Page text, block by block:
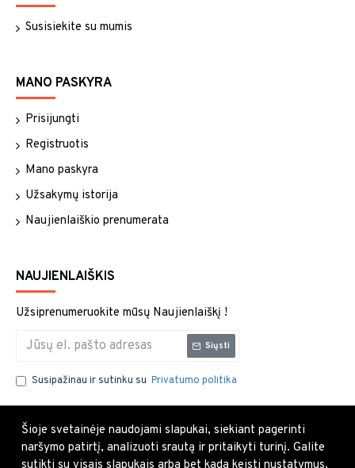
Susisiekite su mumis
MANO PASKYRA
Prisijungti
Registruotis
Mano paskyra
Užsakymų istorija
Naujienlaiškio prenumerata
NAUJIENLAIŠKIS
Užsiprenumeruokite mūsų Naujienlaiškį !
Siųsti
Susipažinau ir sutinku su Privatumo politika
Šioje svetainėje naudojami slapukai, siekiant pagerinti
naršymo patirtį, analizuoti srautą ir pritaikyti turinį. Galite